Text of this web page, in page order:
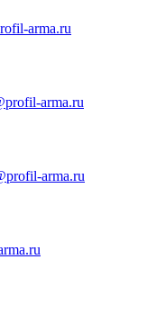
arma.ru
arma.ru
arma.ru